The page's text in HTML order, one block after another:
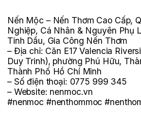
Nến Mộc – Nến Thơm Cao Cấp,
Nghiệp, Cá Nhân & Nguyên Phụ
Tinh Dầu, Gia Công Nến Thơm
– Địa chỉ: Căn E17 Valencia
Duy Trinh), phường Phú Hữu,
Thành Phố Hồ Chí Minh
– Số điện thoại: 0775 999 345
– Website: nenmoc.vn
#nenmoc #nenthommoc